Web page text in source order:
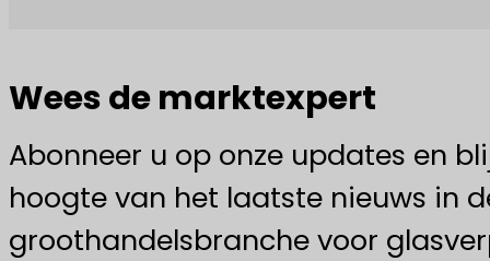
Wees de marktexpert
Abonneer u op onze updates en
hoogte van het laatste nieuws in
groothandelsbranche voor